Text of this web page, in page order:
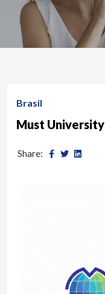
Brasil
Must University
Share: